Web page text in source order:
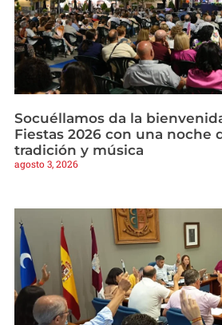
Socuéllamos da la
Fiestas 2026 con una noche
tradición y música
agosto 3, 2026